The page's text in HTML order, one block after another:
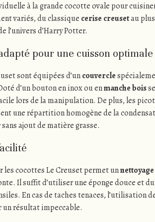
à la grande cocotte ovale pour
variés, du classique cerise creusetau
l’univers d’Harry Potter.
pour une cuisson optimale
sont équipées d’uncouvercle
d’un bouton en inox ou enmanche bois
lors de la manipulation. De plus, les
une répartition homogène de la
ajout de matière grasse.
les cocottes Le Creuset permet un
Il suffit d’utiliser une éponge douce et
En cas de taches tenaces, l’utilisation
résultat impeccable.